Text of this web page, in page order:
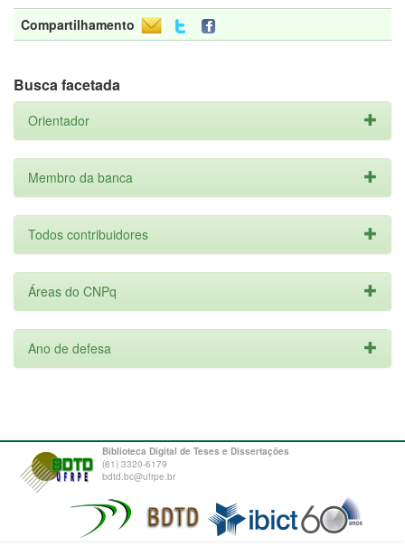
Compartilhamento
Busca facetada
Orientador
Membro da banca
Todos contribuidores
Áreas do CNPq
Ano de defesa
Biblioteca Digital de Teses e Dissertações
(81) 3320-6179
bdtd.bc@ufrpe.br